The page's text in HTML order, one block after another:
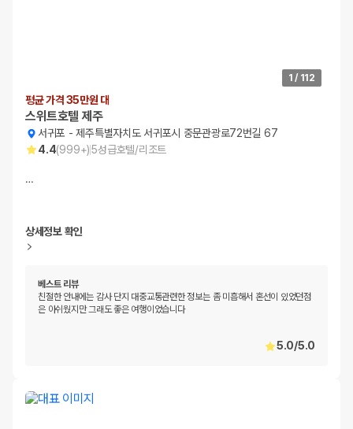
1 / 112
평균 가격 35만원 대
스위트호텔 제주
서귀포 -제주특별자치도 서귀포시 중문관광로72번길 67
4.4(999+)5성급호텔/리조트
…
상세정보 확인
베스트 리뷰
친절한 안내에는 감사 단지 대중교통관련한 정보는 좀 미흡해서 혼선이 있었던점
은 아쉬웠지만 그래도 좋은 여행이었습니다
5.0/5.0